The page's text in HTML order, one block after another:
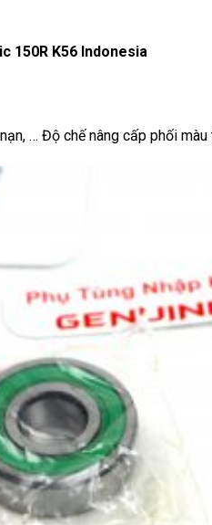
150R K56 Indonesia
… Độ chế nâng cấp phối